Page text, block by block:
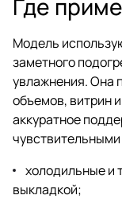
Где
Модель
заметного
увлажнения. Она
объемов, витрин
аккуратное
холодильные и
выкладкой;